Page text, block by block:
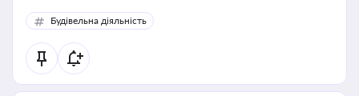
Будівельна діяльність